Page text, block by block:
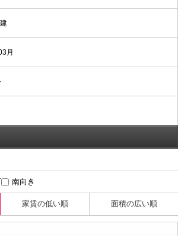
月
南向き
家賃の低い順 面積の広い順